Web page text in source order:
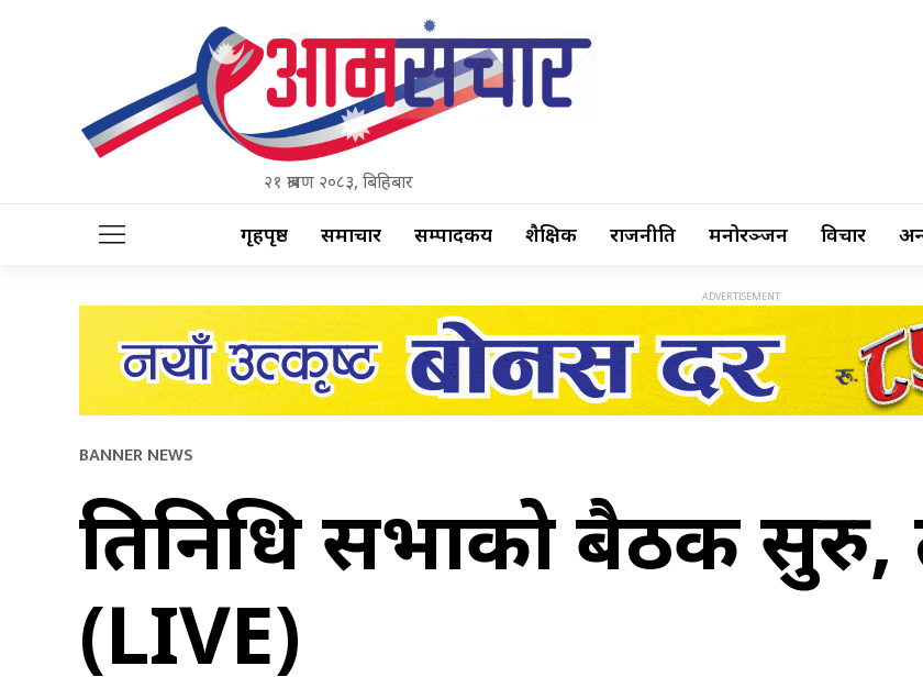
२१ श्रावण २०८३, बिहिबार
गृहपृष्ठ समाचार सम्पादकीय शैक्षिक राजनीति मनोरञ्जन विचार
BANNER NEWS
प्रतिनिधि सभाको बैठक सुरु,
(LIVE)